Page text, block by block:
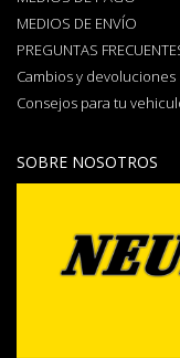
MEDIOS DE ENVÍO
PREGUNTAS
Cambios y devoluciones
Consejos para tu
SOBRE NOSOTROS